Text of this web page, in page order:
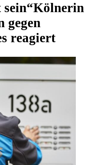
Kölnerin
gegen
reagiert